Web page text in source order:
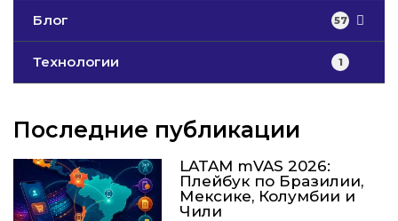
Блог 57
Технологии 1
Последние публикации
LATAM mVAS 2026:
Плейбук по Бразилии,
Мексике, Колумбии и
Чили